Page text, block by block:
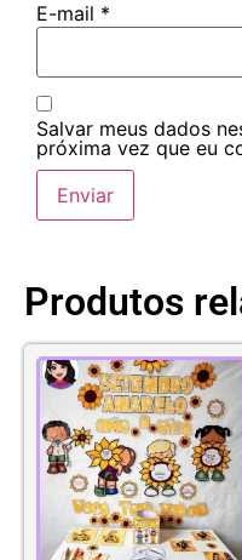
E-mail *
Salvar meus dados
próxima vez que eu
Produtos